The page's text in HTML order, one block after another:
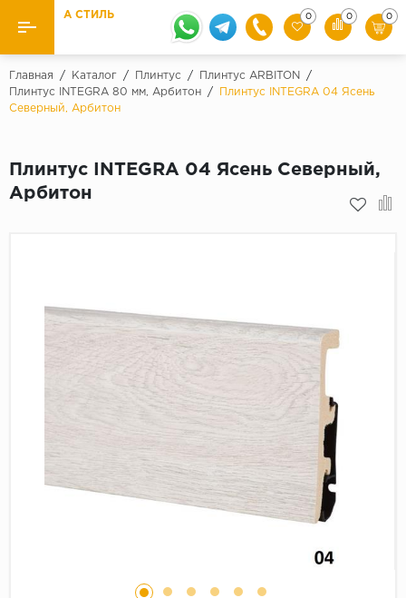
Назад
Ламинат
Назад
Krontex
33 класс
Палитра
Серый
Бежевый
Дуб светлый
Коричневый
Австрия
Ковролин и ковровая плитка
Плинтус
Кварцевый ламинат SPC
Подложка под паркет и ламинат
А СТИЛЬ 0 0 0
Главная / Каталог / Плинтус / Плинтус ARBITON
/
Плинтус INTEGRA 80 мм, Арбитон
/
Плинтус INTEGRA 04 Ясень
Северный, Арбитон
Плинтус INTEGRA 04 Ясень Северный,
Арбитон